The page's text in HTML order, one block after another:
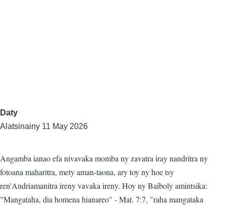
Daty
Alatsinainy 11 May 2026
Angamba ianao efa nivavaka momba ny zavatra iray nandritra ny
fotoana maharitra, mety aman-taona, ary toy ny hoe tsy
ren'Andriamanitra ireny vavaka ireny. Hoy ny Baiboly amintsika:
"Mangataha, dia homena hianareo" - Mat. 7:7, "raha mangataka